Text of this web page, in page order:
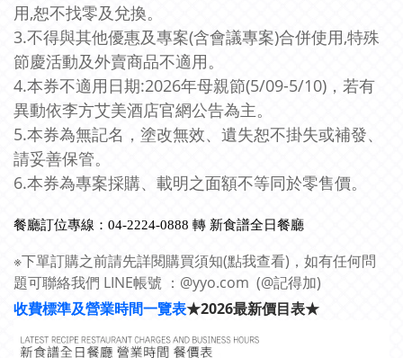
用,恕不找零及兌換。
3.不得與其他優惠及專案(含會議專案)合併使用,特殊
節慶活動及外賣商品不適用。
4.本券不適用日期:2026年母親節(5/09-5/10)，若有
異動依李方艾美酒店官網公告為主。
5.本券為無記名，塗改無效、遺失恕不掛失或補發、
請妥善保管。
6.本券為專案採購、載明之面額不等同於零售價。
餐廳訂位專線：04-2224-0888 轉 新食譜全日餐廳
※下單訂購之前請先詳閱購買須知(點我查看)，如有任何問
題可聯絡我們 LINE帳號 ：@yyo.com (@記得加)
收費標準及營業時間一覽表★2026最新價目表★